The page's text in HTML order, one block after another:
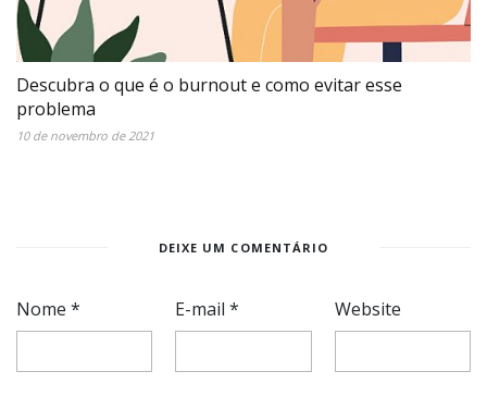
Descubra o que é o burnout e como evitar esse
problema
10 de novembro de 2021
DEIXE UM COMENTÁRIO
Nome * E-mail* Website